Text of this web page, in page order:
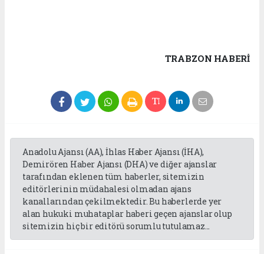
TRABZON HABERİ
Anadolu Ajansı (AA), İhlas Haber Ajansı (İHA),
Demirören Haber Ajansı (DHA) ve diğer ajanslar
tarafından eklenen tüm haberler, sitemizin
editörlerinin müdahalesi olmadan ajans
kanallarından çekilmektedir. Bu haberlerde yer
alan hukuki muhataplar haberi geçen ajanslar olup
sitemizin hiç bir editörü sorumlu tutulamaz...